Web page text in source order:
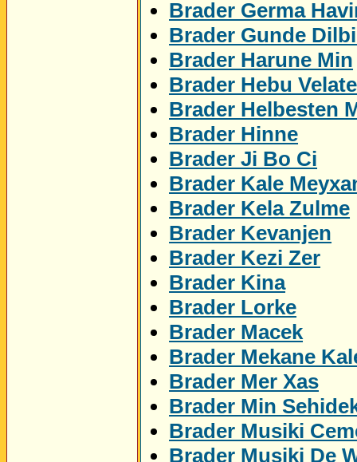
Brader Germa
Brader Gunde
Brader Harune Min
Brader Hebu
Brader Helbesten
Brader Hinne
Brader Ji Bo Ci
Brader Kale
Brader Kela Zulme
Brader Kevanjen
Brader Kezi Zer
Brader Kina
Brader Lorke
Brader Macek
Brader Mekane
Brader Mer Xas
Brader Min
Brader Musiki
Brader Musiki De